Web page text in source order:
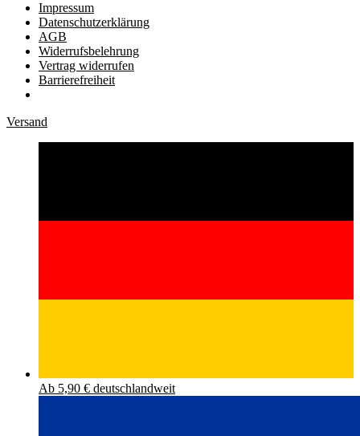
Impressum
Datenschutzerklärung
AGB
Widerrufsbelehrung
Vertrag widerrufen
Barrierefreiheit
Versand
Ab 5,90 € deutschlandweit